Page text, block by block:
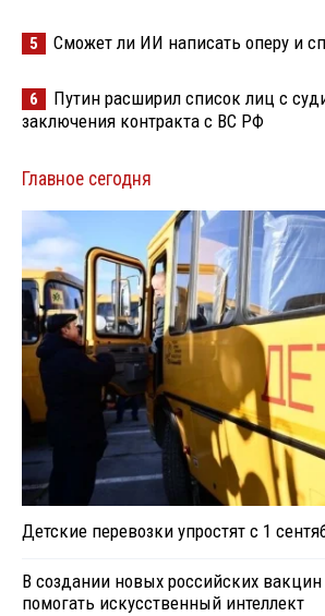
5 Сможет ли ИИ написать оперу и
6
Путин расширил список лиц с
заключения контракта с ВС РФ
Главное сегодня
Детские перевозки упростят с 1
В создании новых российских вакцин
помогать искусственный интеллект